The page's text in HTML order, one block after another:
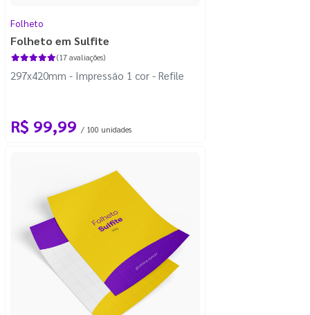
Folheto
Folheto em Sulfite
(17 avaliações)
297x420mm - Impressão 1 cor - Refile
R$ 99,99 / 100 unidades